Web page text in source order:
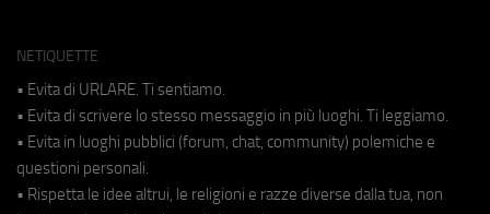
NETIQUETTE
• Evita di URLARE. Ti sentiamo.
• Evita di scrivere lo stesso messaggio in più luoghi. Ti leggiamo.
• Evita in luoghi pubblici (forum, chat, community) polemiche e
questioni personali.
• Rispetta le idee altrui, le religioni e razze diverse dalla tua, non